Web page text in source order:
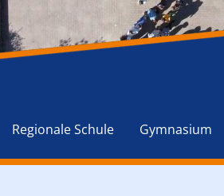
Regionale Schule Gymnasium